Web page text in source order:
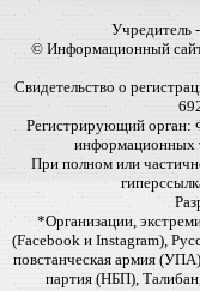
Учредитель
© Информационный
Свидетельство о
Регистрирующий орган:
информационных
При полном или
*Организации,
(Facebook и Instagram),
повстанческая армия
партия (НБП),